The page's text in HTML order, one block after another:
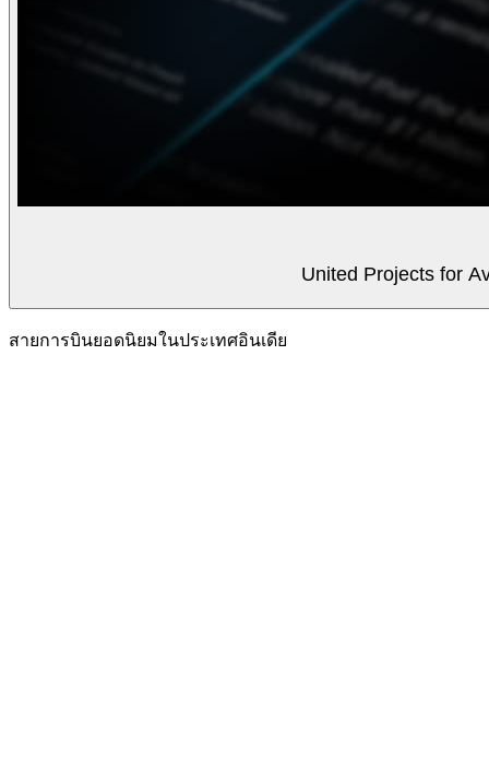
United Projects for
สายการบินยอดนิยมในประเทศอินเดีย